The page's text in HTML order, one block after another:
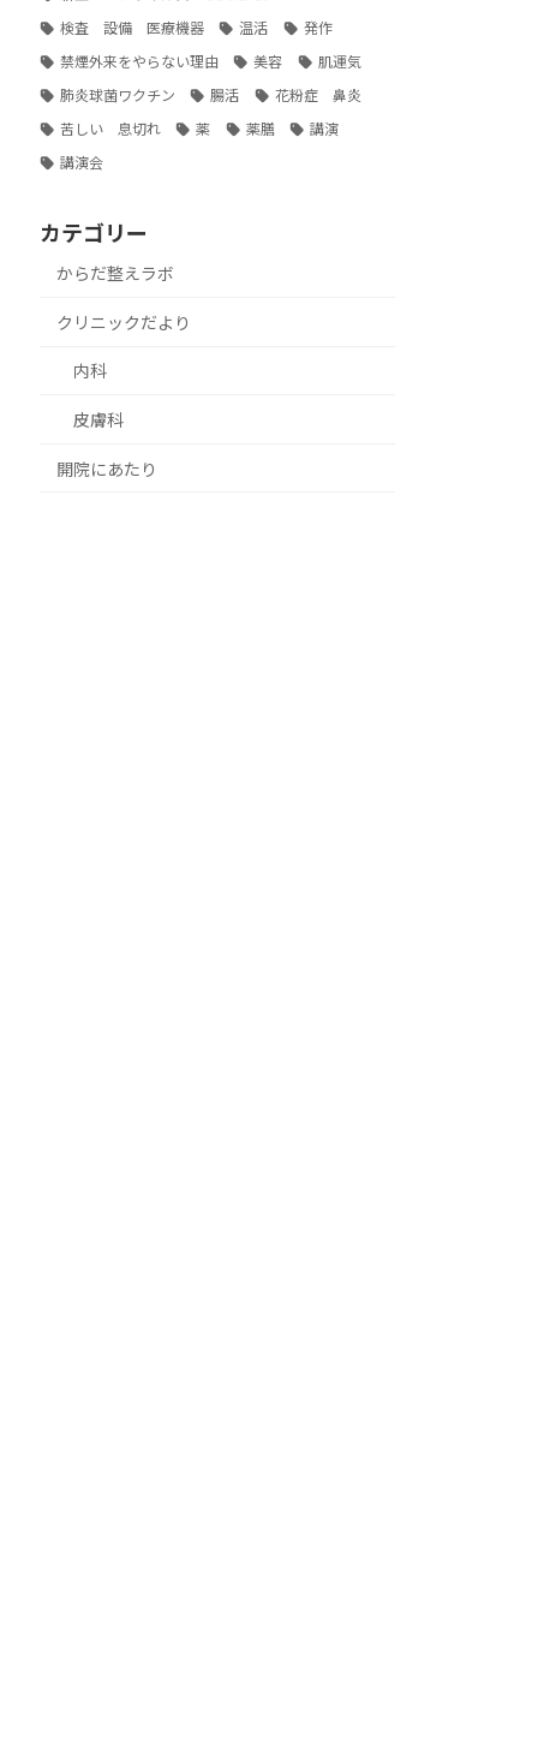
検査 設備 医療機器
温活
発作
禁煙外来をやらない理由
美容
肌運気
肺炎球菌ワクチン
腸活
花粉症 鼻炎
苦しい 息切れ
薬 薬膳
講演
講演会
カテゴリー
からだ整えラボ
クリニックだより
内科
皮膚科
開院にあたり